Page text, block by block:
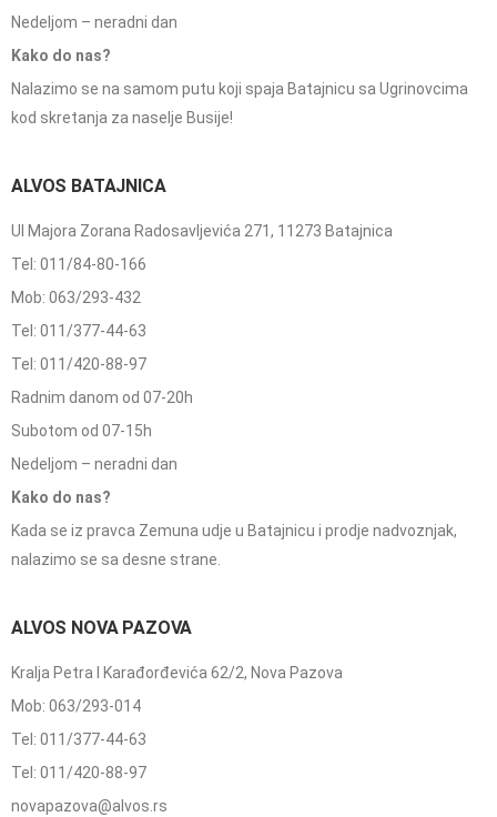
Nedeljom – neradni dan
Kako do nas?
Nalazimo se na samom putu koji spaja Batajnicu sa Ugrinovcima
kod skretanja za naselje Busije!
ALVOS BATAJNICA
Ul Majora Zorana Radosavljevića 271, 11273 Batajnica
Tel: 011/84-80-166
Mob: 063/293-432
Tel: 011/377-44-63
Tel: 011/420-88-97
Radnim danom od 07-20h
Subotom od 07-15h
Nedeljom – neradni dan
Kako do nas?
Kada se iz pravca Zemuna udje u Batajnicu i prodje nadvoznjak,
nalazimo se sa desne strane.
ALVOS NOVA PAZOVA
Kralja Petra I Karađorđevića 62/2, Nova Pazova
Mob: 063/293-014
Tel: 011/377-44-63
Tel: 011/420-88-97
novapazova@alvos.rs